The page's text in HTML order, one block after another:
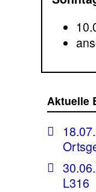
Aktuelle
L316